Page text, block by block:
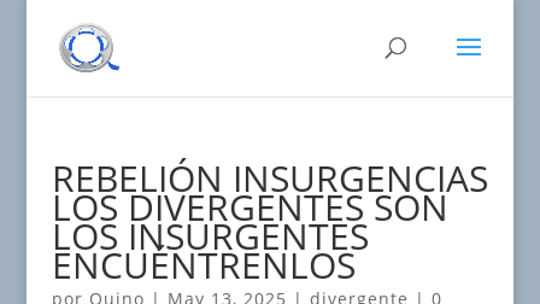
REBELIÓN INSURGENCIAS
LOS DIVERGENTES SON
LOS INSURGENTES
ENCUÉNTRENLOS
por Quino | May 13, 2025 | divergente | 0